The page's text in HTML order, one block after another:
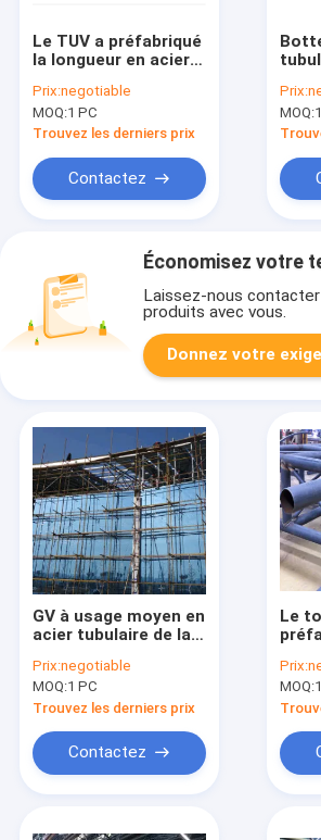
Le TUV a préfabriqué
la longueur en acier
1-4m adaptée aux
besoins du client
pour le pont
Prix:negotiable
MOQ:1 PC
Trouvez les derniers prix
Contactez
Prix:
MOQ:
Économisez votre
Laissez-nous
produits avec vous.
Donnez votre
GV à usage moyen en
acier tubulaire de la
toit d'entrepôt
préfabriqué
Prix:negotiable
MOQ:1 PC
Trouvez les derniers prix
Contactez
Le
Prix:
MOQ: